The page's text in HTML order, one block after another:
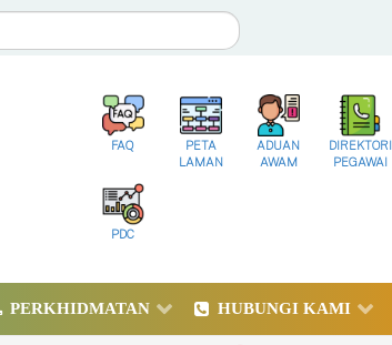
FAQ
PETA
LAMAN
ADUAN
AWAM
DIREKTORI
PEGAWAI
PDC
PERKHIDMATAN HUBUNGI KAMI